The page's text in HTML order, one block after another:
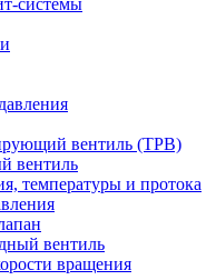
системы
вентиль (ТРВ)
вентиль
температуры и протока
вентиль
вращения